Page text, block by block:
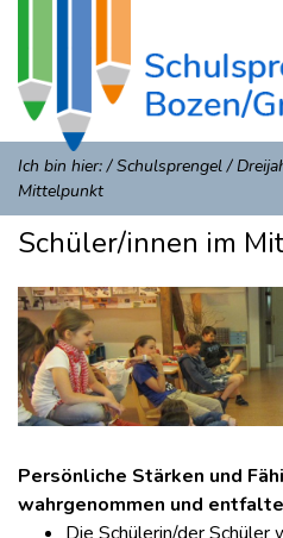
Ich bin hier:/Schulsprengel/
Mittelpunkt
Schüler/innen im
Persönliche Stärken und
wahrgenommen und